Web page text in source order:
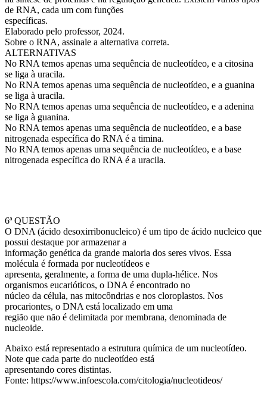
de RNA, cada um com funções
específicas.
Elaborado pelo professor, 2024.
Sobre o RNA, assinale a alternativa correta.
ALTERNATIVAS
No RNA temos apenas uma sequência de nucleotídeo, e a citosina
se liga à uracila.
No RNA temos apenas uma sequência de nucleotídeo, e a guanina
se liga à uracila.
No RNA temos apenas uma sequência de nucleotídeo, e a adenina
se liga à guanina.
No RNA temos apenas uma sequência de nucleotídeo, e a base
nitrogenada específica do RNA é a timina.
No RNA temos apenas uma sequência de nucleotídeo, e a base
nitrogenada específica do RNA é a uracila.
6ª QUESTÃO
O DNA (ácido desoxirribonucleico) é um tipo de ácido nucleico que
possui destaque por armazenar a
informação genética da grande maioria dos seres vivos. Essa
molécula é formada por nucleotídeos e
apresenta, geralmente, a forma de uma dupla-hélice. Nos
organismos eucarióticos, o DNA é encontrado no
núcleo da célula, nas mitocôndrias e nos cloroplastos. Nos
procariontes, o DNA está localizado em uma
região que não é delimitada por membrana, denominada de
nucleoide.
Abaixo está representado a estrutura química de um nucleotídeo.
Note que cada parte do nucleotídeo está
apresentando cores distintas.
Fonte: https://www.infoescola.com/citologia/nucleotideos/